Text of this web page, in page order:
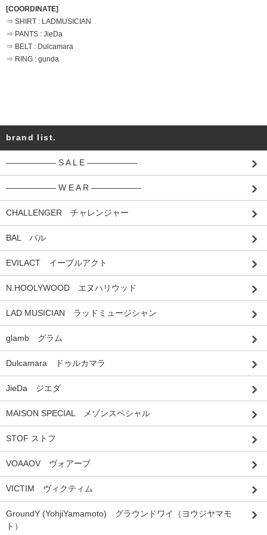
[COORDINATE]
⇒ SHIRT : LADMUSICIAN
⇒ PANTS : JieDa
⇒ BELT : Dulcamara
⇒ RING : gunda
brand list.
―――――― S A L E ――――――
―――――― W E A R ――――――
CHALLENGER チャレンジャー
BAL バル
EVILACT イーブルアクト
N.HOOLYWOOD エヌハリウッド
LAD MUSICIAN ラッドミュージシャン
glamb グラム
Dulcamara ドゥルカマラ
JieDa ジエダ
MAISON SPECIAL メゾンスペシャル
STOF ストフ
VOAAOV ヴォアーブ
VICTIM ヴィクティム
GroundY (YohjiYamamoto) グラウンドワイ（ヨウジヤマモ
ト）